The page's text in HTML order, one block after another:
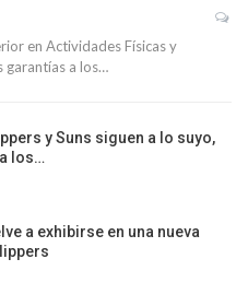
en Actividades Físicas y
garantías a los…
y Suns siguen a lo suyo,
los…
a exhibirse en una nueva